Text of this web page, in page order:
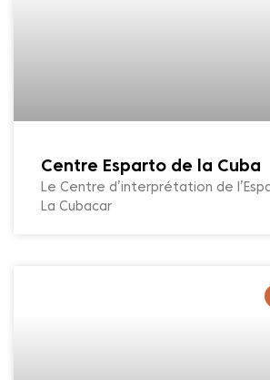
Centre Esparto de la Cuba
Le Centre d’interprétation de
La Cubacar